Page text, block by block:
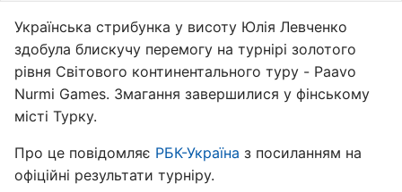
Українська стрибунка у висоту Юлія Левченко
здобула блискучу перемогу на турнірі золотого
рівня Світового континентального туру - Paavo
Nurmi Games. Змагання завершилися у фінському
місті Турку.
Про це повідомляє РБК-Україна з посиланням на
офіційні результати турніру.